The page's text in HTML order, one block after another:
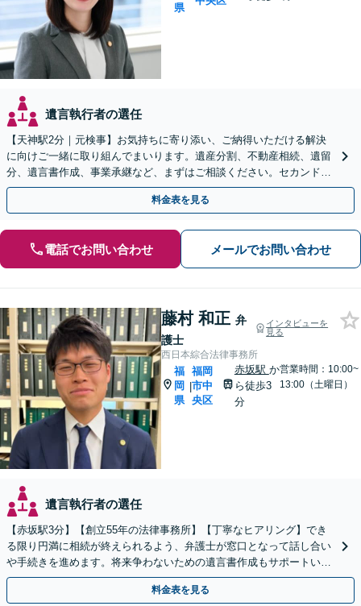
県
遺言執行者の選任
【天神駅2分｜元検事】お気持ちに寄り添い、ご納得いただける解決
に向けご一緒に取り組んでまいります。遺産分割、不動産相続、遺留
分、遺言書作成、事業承継など、まずはご相談ください。セカンドオ
ピニオン可【休日・夜間相談可｜出張相談＆WEB面談可】
料金表を見る
電話でお問い合わせ メールでお問い合わせ
藤村 和正 弁
護士
インタビューを
見る
西日本綜合法律事務所
福
岡
県
|
福岡
市中
央区
赤坂駅 か
ら徒歩3
分
営業時間：10:00~
13:00（土曜日）
遺言執行者の選任
【赤坂駅3分】【創立55年の法律事務所】【丁寧なヒアリング】でき
る限り円満に相続が終えられるよう、弁護士が窓口となって話し合い
や手続きを進めます。将来争わないための遺言書作成もサポートいた
します。お困りの際は、お気軽にご相談ください。
料金表を見る